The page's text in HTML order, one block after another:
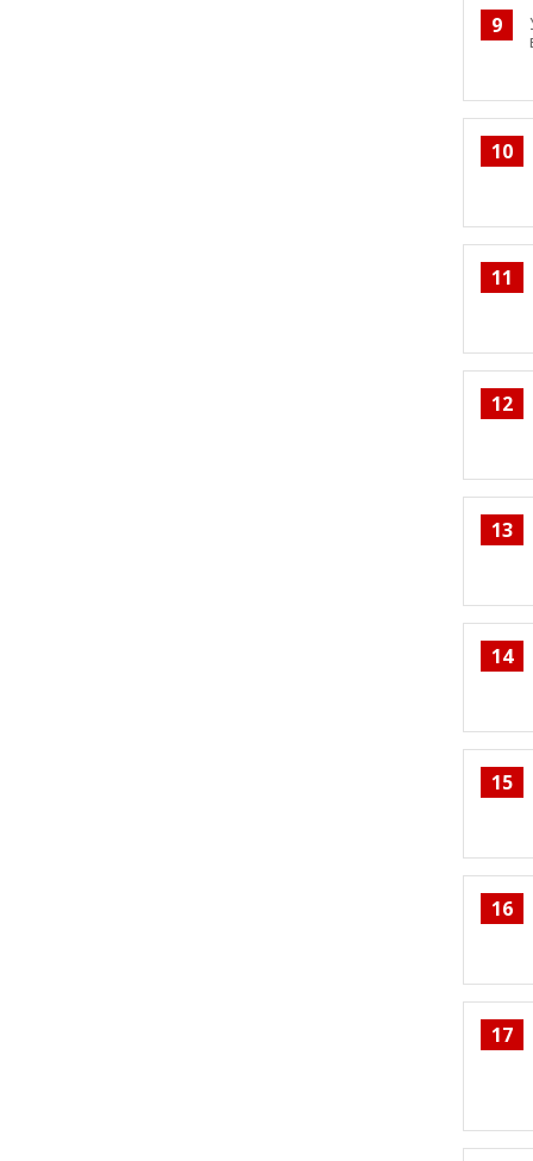
9
10
11
12
13
14
15
16
17